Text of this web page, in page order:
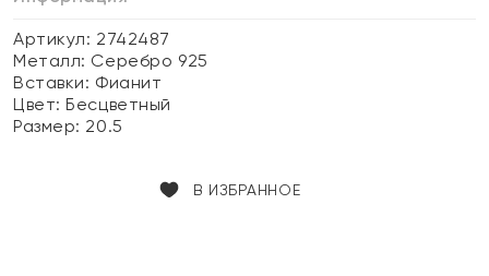
Артикул: 2742487
Металл: Серебро 925
Вставки: Фианит
Цвет:Бесцветный
Размер: 20.5
В ИЗБРАННОЕ